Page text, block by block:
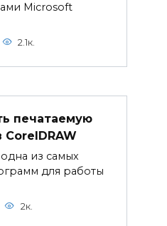
Microsoft
2.1к.
печатаемую
CorelDRAW
из самых
для работы
2к.